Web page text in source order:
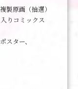
製原画（抽選）
りコミックス
スター、